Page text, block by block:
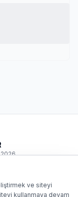
ve siteyi
kullanmaya devam